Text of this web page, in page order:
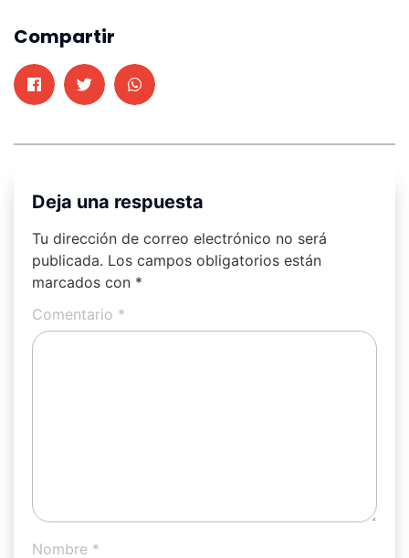
Compartir
Deja una respuesta
Tu dirección de correo electrónico no será
publicada. Los campos obligatorios están
marcados con *
Comentario *
Nombre *